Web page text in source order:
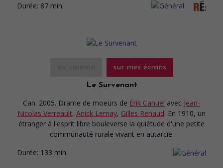
Durée: 87 min.
sur mes écrans
Le Survenant
Can. 2005. Drame de moeurs de Érik Canuel avec Jean-
Nicolas Verreault, Anick Lemay, Gilles Renaud. En 1910, un
étranger à l'esprit libre bouleverse la quiétude d'une petite
communauté rurale vivant en autarcie.
Durée: 133 min.